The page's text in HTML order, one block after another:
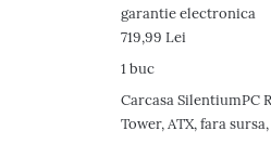
garantie electronica
719,99 Lei
1 buc
Carcasa SilentiumPC
Tower, ATX, fara